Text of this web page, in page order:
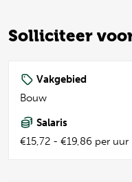
Solliciteer
Vakgebied
Bouw
Salaris
€15,72 - €19,86 per uur